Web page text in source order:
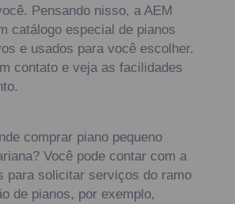
Pensando nisso, a AEM
catálogo especial de pianos
e usados para você escolher.
contato e veja as facilidades
comprar piano pequeno
Você pode contar com a
para solicitar serviços do ramo
de pianos, por exemplo,